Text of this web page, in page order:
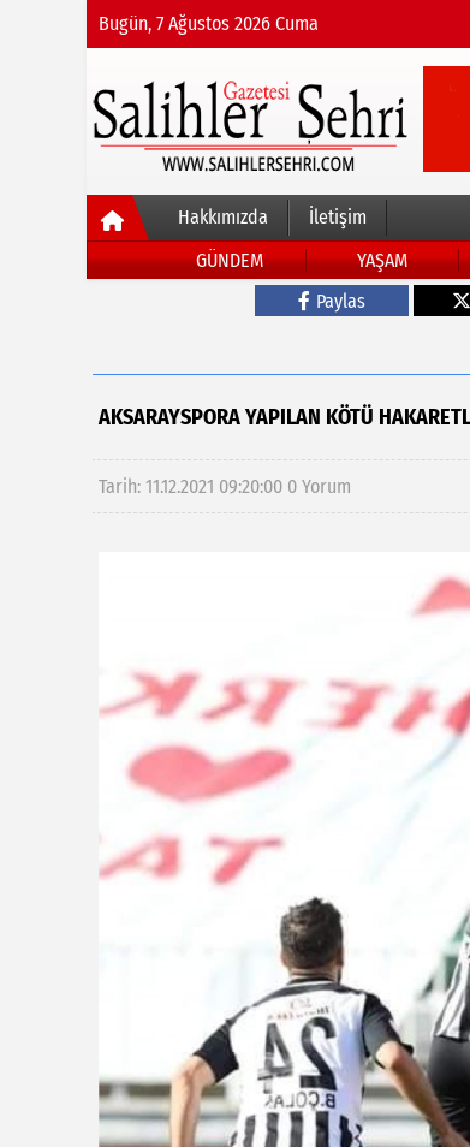
Bugün, 7 Ağustos 2026 Cuma
Hakkımızda
İletişim
GÜNDEM
YAŞAM
AKSARAYSPORA YAPILAN KÖTÜ
Tarih: 11.12.2021 09:20:00 0 Yorum
Paylas